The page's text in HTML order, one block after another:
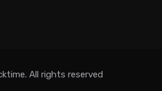
All rights reserved